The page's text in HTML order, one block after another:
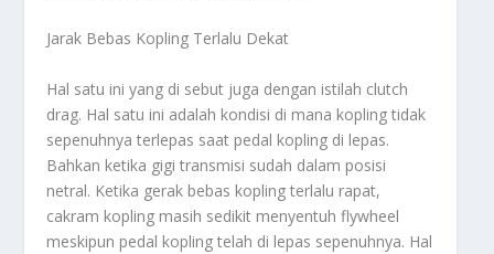
Jarak Bebas Kopling Terlalu Dekat
Hal satu ini yang di sebut juga dengan istilah clutch
drag. Hal satu ini adalah kondisi di mana kopling tidak
sepenuhnya terlepas saat pedal kopling di lepas.
Bahkan ketika gigi transmisi sudah dalam posisi
netral. Ketika gerak bebas kopling terlalu rapat,
cakram kopling masih sedikit menyentuh flywheel
meskipun pedal kopling telah di lepas sepenuhnya. Hal